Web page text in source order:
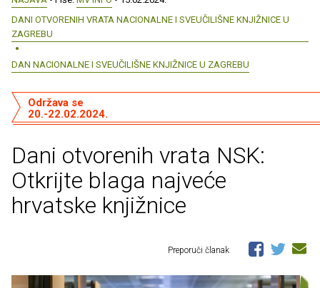
DANI OTVORENIH VRATA NACIONALNE I SVEUČILIŠNE KNJIŽNICE U
ZAGREBU
DAN NACIONALNE I SVEUČILIŠNE KNJIŽNICE U ZAGREBU
Dani otvorenih vrata NSK:
Otkrijte blaga najveće
hrvatske knjižnice
Održava se
20.-22.02.2024.
Preporuči članak